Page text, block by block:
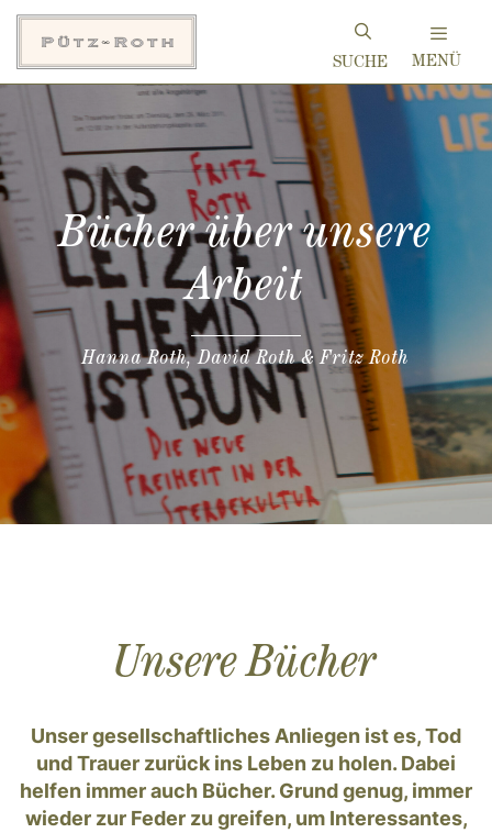
Zum
Inhalt
springen
MENÜ
Bücher über unsere
Arbeit
Hanna Roth, David Roth & Fritz Roth
Unsere Bücher
Unser gesellschaftliches Anliegen ist es, Tod
und Trauer zurück ins Leben zu holen. Dabei
helfen immer auch Bücher. Grund genug, immer
wieder zur Feder zu greifen, um Interessantes,